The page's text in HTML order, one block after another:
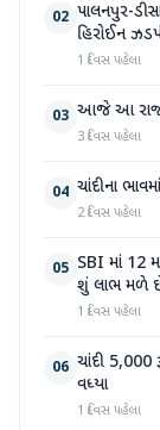
02 પાલનપુર-
હિરોઈન
1 દિવસ પહેલા
03 આજે આ
3 દિવસ પહેલા
04 ચાંદીના
2 દિવસ પહેલા
05 SBI માં 12
શું લાભ મળે
1 દિવસ પહેલા
06 ચાંદી 5,000
વધ્યા
1 દિવસ પહેલા